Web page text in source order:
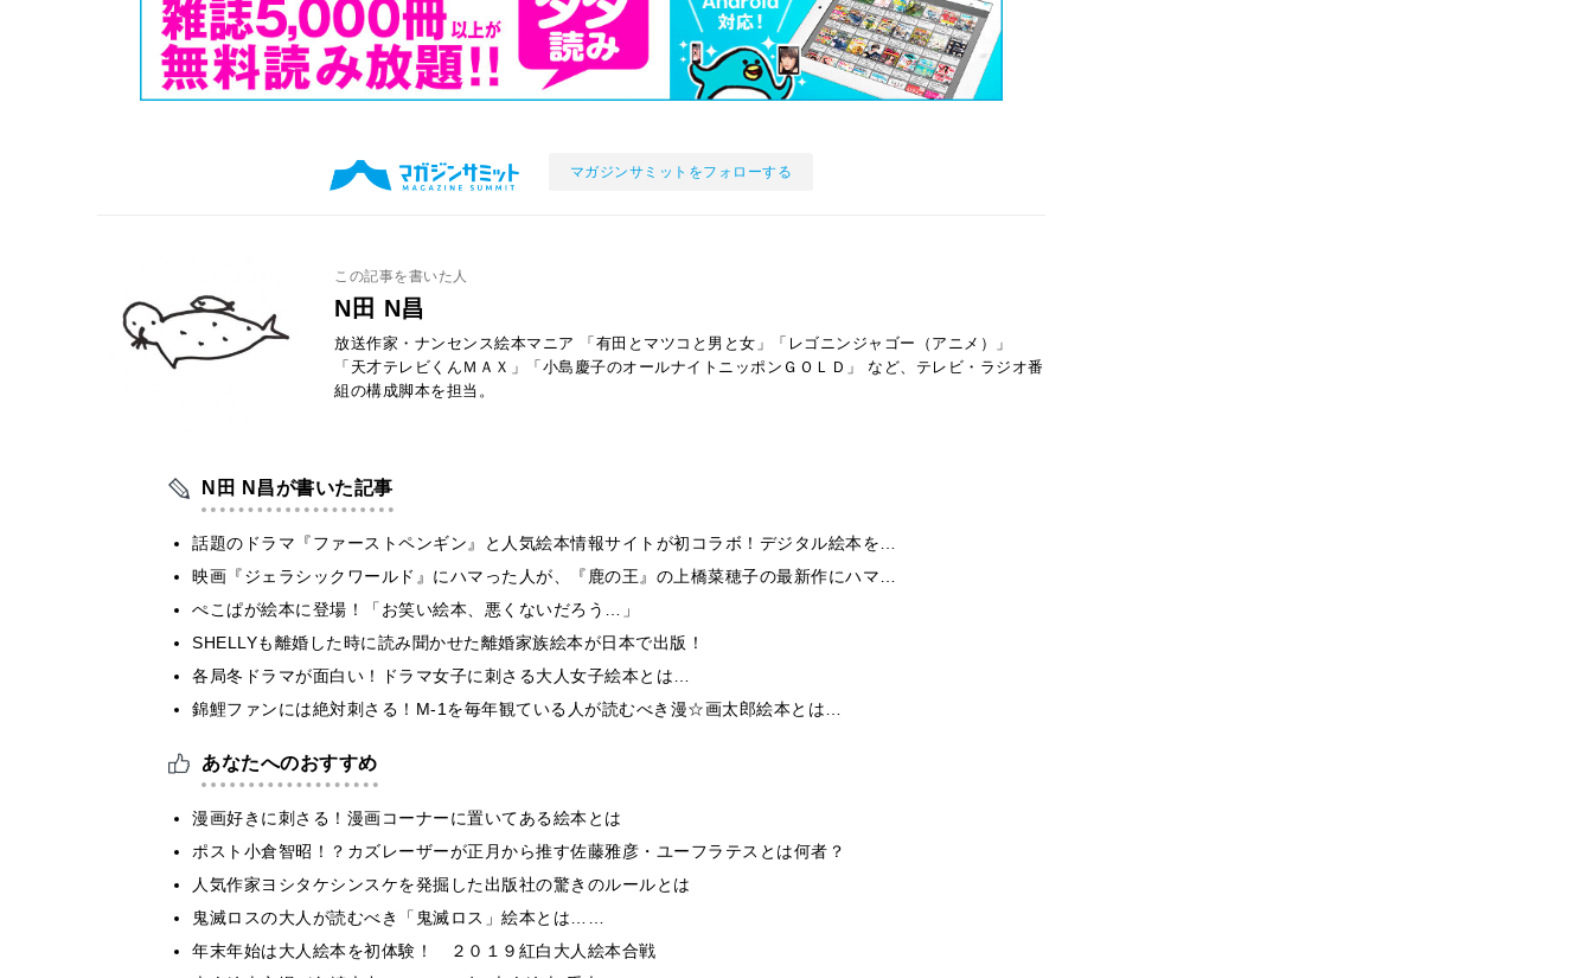
マガジンサミットをフォローする
この記事を書いた人
N田 N昌
放送作家・ナンセンス絵本マニア 「有田とマツコと男と女」「レゴニンジャゴー（アニメ）」
「天才テレビくんＭＡＸ」「小島慶子のオールナイトニッポンＧＯＬＤ」 など、テレビ・ラジオ番
組の構成脚本を担当。
N田 N昌が書いた記事
話題のドラマ『ファーストペンギン』と人気絵本情報サイトが初コラボ！デジタル絵本を…
映画『ジェラシックワールド』にハマった人が、『鹿の王』の上橋菜穂子の最新作にハマ…
ぺこぱが絵本に登場！「お笑い絵本、悪くないだろう…」
SHELLYも離婚した時に読み聞かせた離婚家族絵本が日本で出版！
各局冬ドラマが面白い！ドラマ女子に刺さる大人女子絵本とは…
錦鯉ファンには絶対刺さる！M-1を毎年観ている人が読むべき漫☆画太郎絵本とは…
あなたへのおすすめ
漫画好きに刺さる！漫画コーナーに置いてある絵本とは
ポスト小倉智昭！？カズレーザーが正月から推す佐藤雅彦・ユーフラテスとは何者？
人気作家ヨシタケシンスケを発掘した出版社の驚きのルールとは
鬼滅ロスの大人が読むべき「鬼滅ロス」絵本とは……
年末年始は大人絵本を初体験！ ２０１９紅白大人絵本合戦